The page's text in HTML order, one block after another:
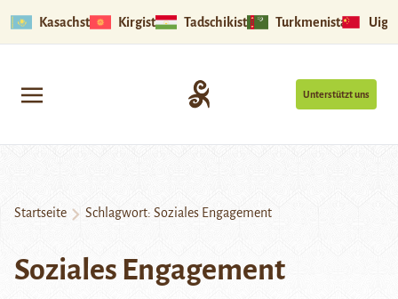
Kasachstan Kirgistan Tadschikistan Turkmenistan
Unterstützt uns
Startseite Schlagwort: Soziales Engagement
Soziales Engagement